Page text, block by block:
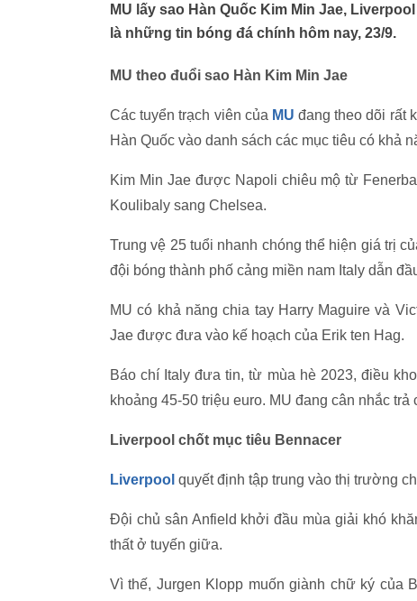
MU lấy sao Hàn Quốc Kim Min Jae,
là những tin bóng đá chính hôm nay, 23/9.
MU theo đuổi sao Hàn Kim Min Jae
Các tuyển trạch viên của MU đang theo dõi rất
Hàn Quốc vào danh sách các mục tiêu có khả
Kim Min Jae được Napoli chiêu mộ từ
Koulibaly sang Chelsea.
Trung vệ 25 tuổi nhanh chóng thể hiện giá trị
đội bóng thành phố cảng miền nam Italy dẫn
MU có khả năng chia tay Harry Maguire và
Jae được đưa vào kế hoạch của Erik ten Hag.
Báo chí Italy đưa tin, từ mùa hè 2023, điều
khoảng 45-50 triệu euro. MU đang cân nhắc
Liverpool chốt mục tiêu Bennacer
Liverpool quyết định tập trung vào thị trường
Đội chủ sân Anfield khởi đầu mùa giải khó
thất ở tuyến giữa.
Vì thế, Jurgen Klopp muốn giành chữ ký của